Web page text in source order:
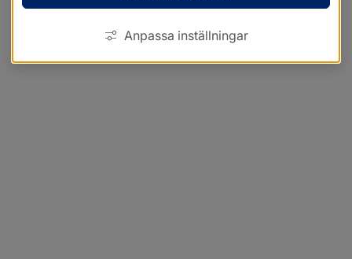
Anpassa inställningar